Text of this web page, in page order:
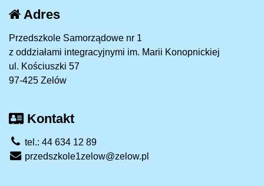
Adres
Przedszkole Samorządowe nr 1
z oddziałami integracyjnymi im. Marii Konopnickiej
ul. Kościuszki 57
97-425 Zelów
Kontakt
tel.: 44 634 12 89
przedszkole1zelow@zelow.pl